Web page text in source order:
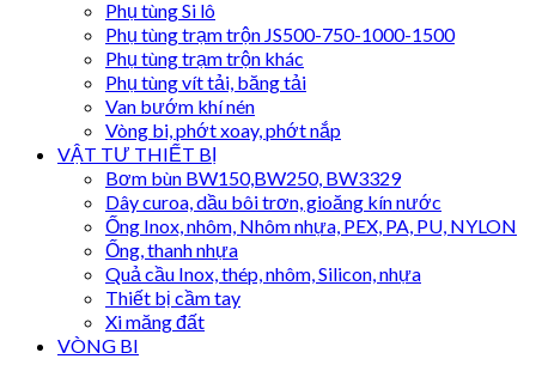
Phụ tùng Si lô
Phụ tùng trạm trộn JS500-750-1000-1500
Phụ tùng trạm trộn khác
Phụ tùng vít tải, băng tải
Van bướm khí nén
Vòng bi, phớt xoay, phớt nắp
VẬT TƯ THIẾT BỊ
Bơm bùn BW150,BW250, BW3329
Dây curoa, dầu bôi trơn, gioăng kín nước
Ống Inox, nhôm, Nhôm nhựa, PEX, PA, PU, NYLON
Ống, thanh nhựa
Quả cầu Inox, thép, nhôm, Silicon, nhựa
Thiết bị cầm tay
Xi măng đất
VÒNG BI